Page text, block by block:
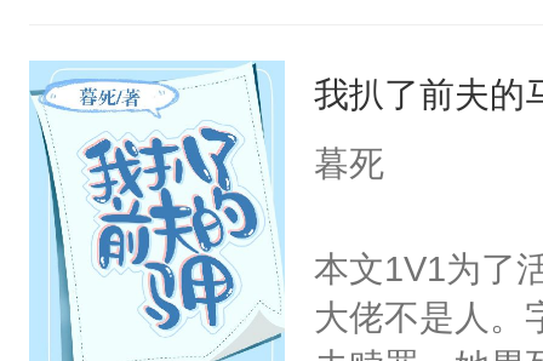
线，男主鉴婊
重生开挂把自
搭伙过日子。
正经宫斗选手
我扒了前夫的
暮死
本文1V1为了
大佬不是人。